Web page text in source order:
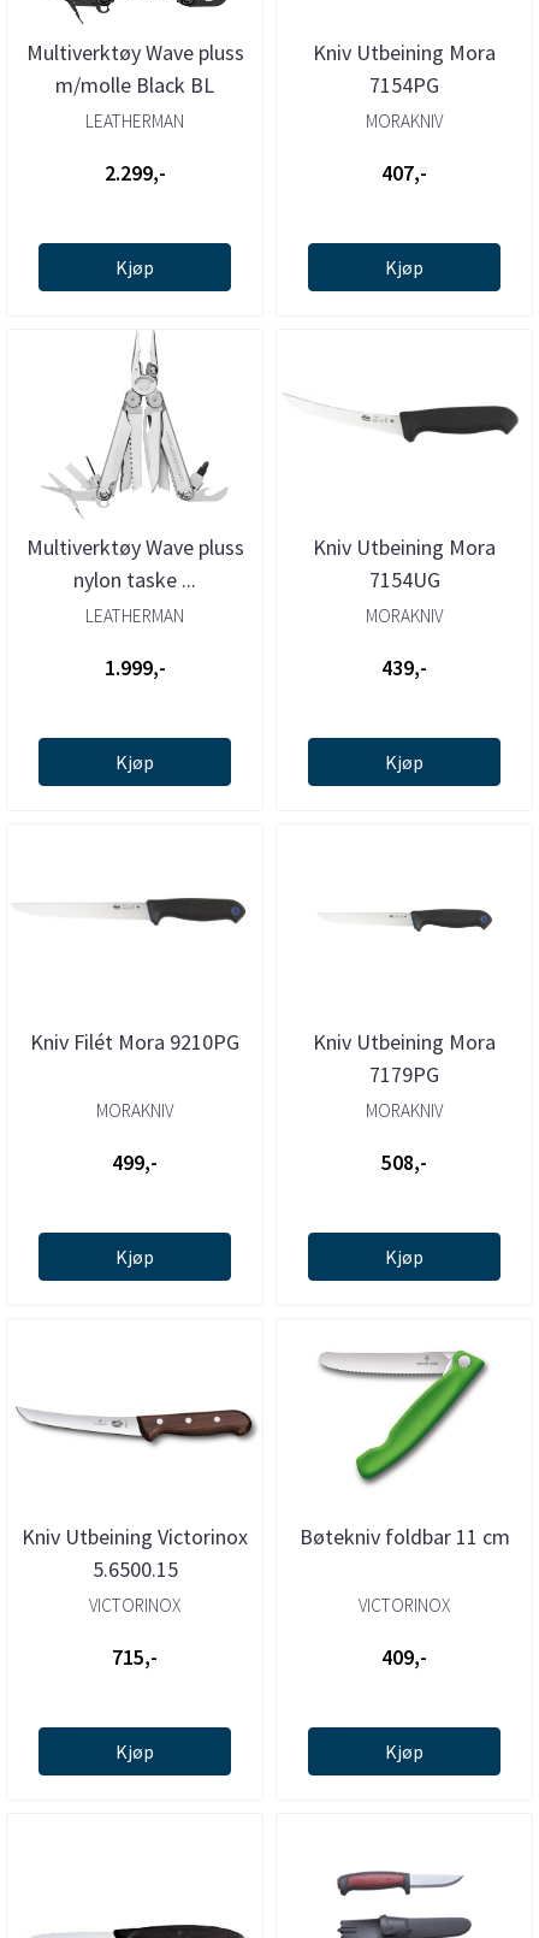
Multiverktøy Wave pluss
m/molle Black BL
LEATHERMAN
2.299,-
Kjøp
Kniv Utbeining Mora
7154PG
MORAKNIV
407,-
Kjøp
Multiverktøy Wave pluss
nylon taske ...
LEATHERMAN
1.999,-
Kjøp
Kniv Utbeining Mora
7154UG
MORAKNIV
439,-
Kjøp
Kniv Filét Mora 9210PG
MORAKNIV
499,-
Kjøp
Kniv Utbeining Mora
7179PG
MORAKNIV
508,-
Kjøp
Kniv Utbeining Victorinox
5.6500.15
VICTORINOX
715,-
Kjøp
Bøtekniv foldbar 11 cm
VICTORINOX
409,-
Kjøp